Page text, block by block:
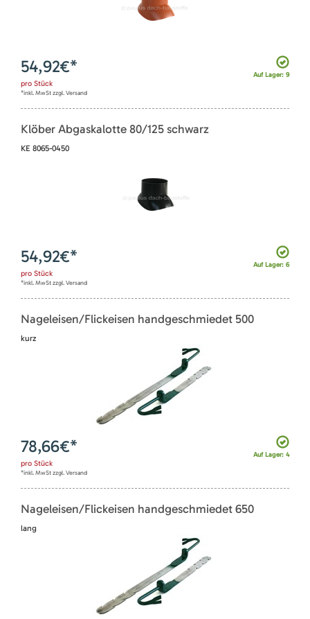
Auf Lager: 9
54,92€*
pro Stück
*inkl. MwSt zzgl. Versand
Klöber Abgaskalotte 80/125 schwarz
KE 8065-0450
Auf Lager: 6
54,92€*
pro Stück
*inkl. MwSt zzgl. Versand
Nageleisen/Flickeisen handgeschmiedet 500
kurz
Auf Lager: 4
78,66€*
pro Stück
*inkl. MwSt zzgl. Versand
Nageleisen/Flickeisen handgeschmiedet 650
lang